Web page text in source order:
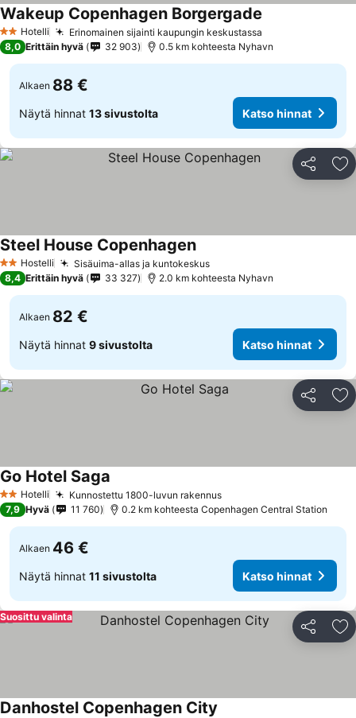
2 Tähtiluokitus
Hotelli Erinomainen sijainti kaupungin keskustassa
Wakeup Copenhagen Borgergade
8,0 Erittäin hyvä 32 903 0.5 km kohteesta Nyhavn
Alkaen 88 €
Näytä hinnat 13 sivustolta Katso hinnat
Jaa
2 Tähtiluokitus
Hostelli Sisäuima-allas ja kuntokeskus
Steel House Copenhagen
8,4 Erittäin hyvä 33 327 2.0 km kohteesta Nyhavn
Alkaen 82 €
Näytä hinnat 9 sivustolta Katso hinnat
Jaa
2 Tähtiluokitus
Hotelli Kunnostettu 1800-luvun rakennus
Go Hotel Saga
7,9 Hyvä 11 760 0.2 km kohteesta Copenhagen Central Station
Alkaen 46 €
Näytä hinnat 11 sivustolta Katso hinnat
Jaa
Suosittu valinta
Danhostel Copenhagen City